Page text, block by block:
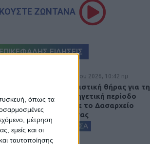
όπως τα
μέτρηση
εμείς και οι
ταυτοποίησης
ΖΩΝΤΑΝΑ
ΕΙΔΗΣΕΙΣ
9 Αυγούστου 2026, 10:42 πμ
Τη ρυθμιστική θήρας για τη
νέα κυνηγετική περίοδο
εξέδωσε το Δασαρχείο
Καρδίτσας
ΚΑΡΔΙΤΣΑ